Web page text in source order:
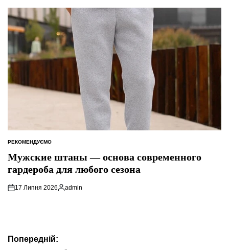
ОПУБЛІКУВАТИ
РЕКОМЕНДУЄМО
Мужские штаны — основа современного
гардероба для любого сезона
17 Липня 2026
Опубліковано
admin
Навігація
Попередній: